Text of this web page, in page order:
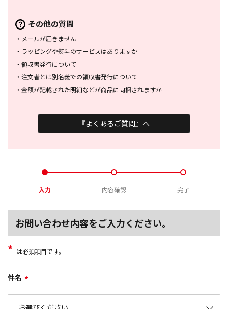
その他の質問
・ メールが届きません
・ ラッピングや熨斗のサービスはありますか
・ 領収書発行について
・ 注文者とは別名義での領収書発行について
・ 金額が記載された明細などが商品に同梱されますか
『よくあるご質問』へ
入力 内容確認 完了
お問い合わせ内容をご入力ください。
* は必須項目です。
件名 *